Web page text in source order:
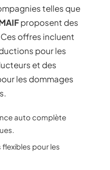
telles que
proposent des
offres incluent
pour les
et des
les dommages
auto complète
flexibles pour les